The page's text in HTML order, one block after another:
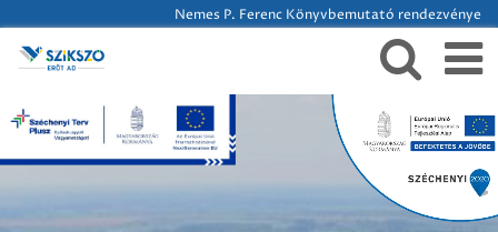
Nemes P. Ferenc Könyvbemutató rendezvénye